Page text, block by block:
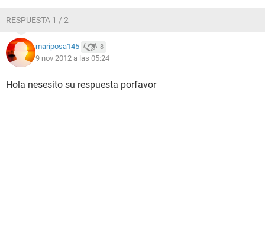
RESPUESTA 1 / 2
mariposa145 8
9 nov 2012 a las 05:24
Hola nesesito su respuesta porfavor